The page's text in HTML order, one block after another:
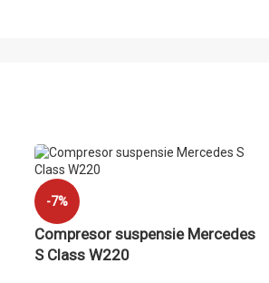
-7%
Compresor suspensie Mercedes
S Class W220